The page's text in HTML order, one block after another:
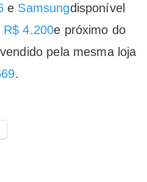
e Samsungdisponível
R$ 4.200e próximo do
pela mesma loja
.